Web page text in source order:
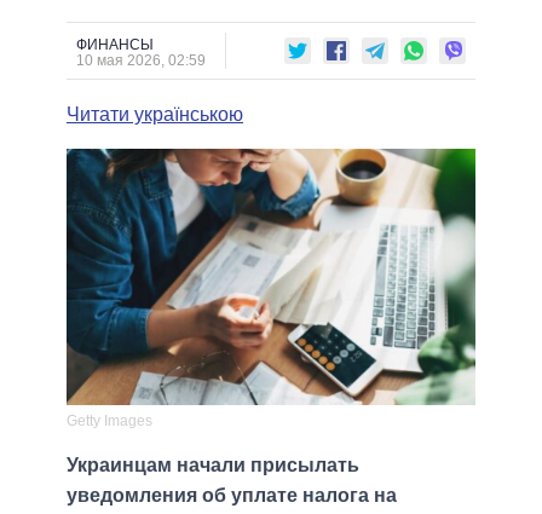
ГЛАВЫ ОБЛАДМИНИСТРАЦИЙ
МЭРЫ
ВСЕ ПЕРСОНЫ
СРАВНЕНИЕ ПОЛИТИКОВ
ФИНАНСЫ
10 мая 2026, 02:59
Читати українською
Getty Images
Украинцам начали присылать
уведомления об уплате налога на